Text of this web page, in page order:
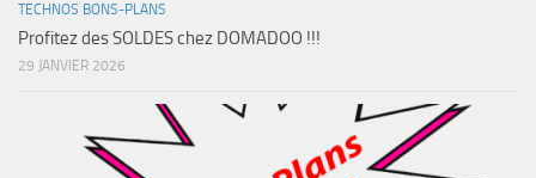
TECHNOS BONS-PLANS
Profitez des SOLDES chez DOMADOO !!!
29 JANVIER 2026